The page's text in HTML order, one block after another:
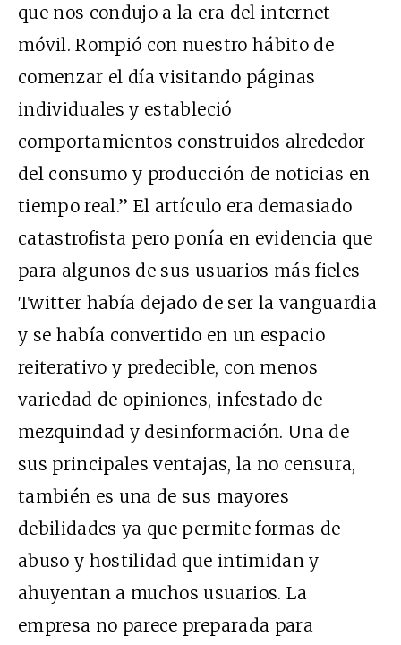
que nos condujo a la era del internet
móvil. Rompió con nuestro hábito de
comenzar el día visitando páginas
individuales y estableció
comportamientos construidos alrededor
del consumo y producción de noticias en
tiempo real.” El artículo era demasiado
catastrofista pero ponía en evidencia que
para algunos de sus usuarios más fieles
Twitter había dejado de ser la vanguardia
y se había convertido en un espacio
reiterativo y predecible, con menos
variedad de opiniones, infestado de
mezquindad y desinformación. Una de
sus principales ventajas, la no censura,
también es una de sus mayores
debilidades ya que permite formas de
abuso y hostilidad que intimidan y
ahuyentan a muchos usuarios. La
empresa no parece preparada para